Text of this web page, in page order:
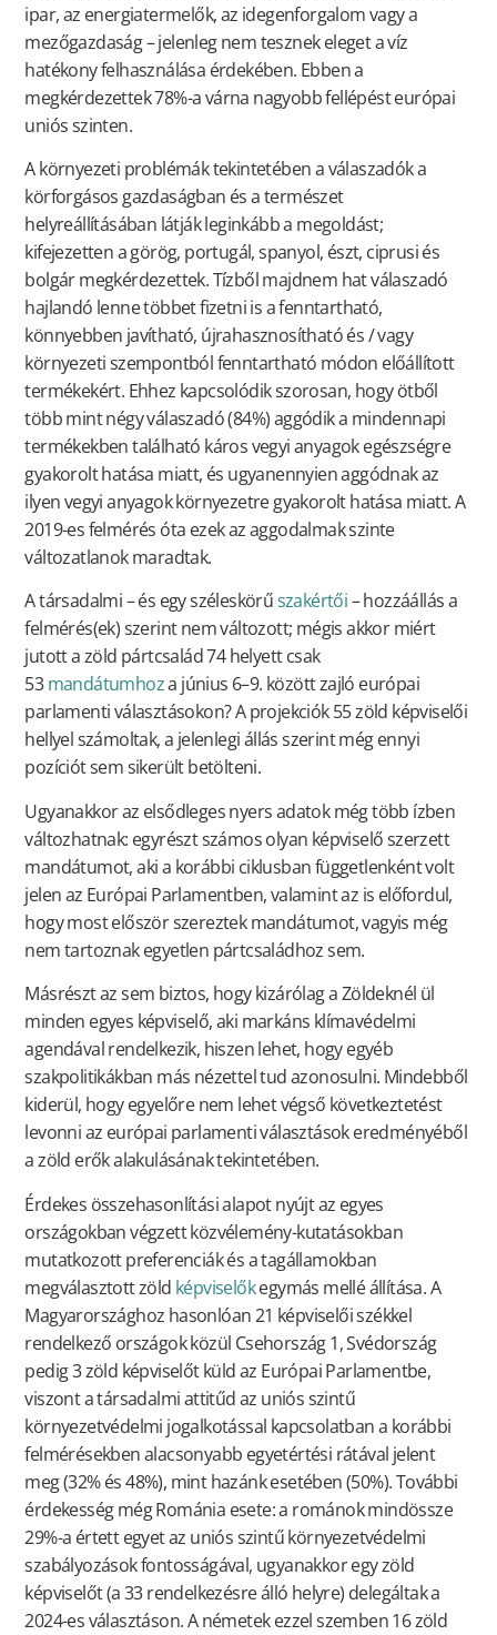
ipar, az energiatermelők, az idegenforgalom vagy a
mezőgazdaság – jelenleg nem tesznek eleget a víz
hatékony felhasználása érdekében. Ebben a
megkérdezettek 78%-a várna nagyobb fellépést európai
uniós szinten.
A környezeti problémák tekintetében a válaszadók a
körforgásos gazdaságban és a természet
helyreállításában látják leginkább a megoldást;
kifejezetten a görög, portugál, spanyol, észt, ciprusi és
bolgár megkérdezettek. Tízből majdnem hat válaszadó
hajlandó lenne többet fizetni is a fenntartható,
könnyebben javítható, újrahasznosítható és / vagy
környezeti szempontból fenntartható módon előállított
termékekért. Ehhez kapcsolódik szorosan, hogy ötből
több mint négy válaszadó (84%) aggódik a mindennapi
termékekben található káros vegyi anyagok egészségre
gyakorolt hatása miatt, és ugyanennyien aggódnak az
ilyen vegyi anyagok környezetre gyakorolt hatása miatt. A
2019-es felmérés óta ezek az aggodalmak szinte
változatlanok maradtak.
A társadalmi – és egy széleskörűszakértői– hozzáállás a
felmérés(ek) szerint nem változott; mégis akkor miért
jutott a zöld pártcsalád 74 helyett csak
53mandátumhoza június 6–9. között zajló európai
parlamenti választásokon? A projekciók 55 zöld képviselői
hellyel számoltak, a jelenlegi állás szerint még ennyi
pozíciót sem sikerült betölteni.
Ugyanakkor az elsődleges nyers adatok még több ízben
változhatnak: egyrészt számos olyan képviselő szerzett
mandátumot, aki a korábbi ciklusban függetlenként volt
jelen az Európai Parlamentben, valamint az is előfordul,
hogy most először szereztek mandátumot, vagyis még
nem tartoznak egyetlen pártcsaládhoz sem.
Másrészt az sem biztos, hogy kizárólag a Zöldeknél ül
minden egyes képviselő, aki markáns klímavédelmi
agendával rendelkezik, hiszen lehet, hogy egyéb
szakpolitikákban más nézettel tud azonosulni. Mindebből
kiderül, hogy egyelőre nem lehet végső következtetést
levonni az európai parlamenti választások eredményéből
a zöld erők alakulásának tekintetében.
Érdekes összehasonlítási alapot nyújt az egyes
országokban végzett közvélemény-kutatásokban
mutatkozott preferenciák és a tagállamokban
megválasztott zöld képviselőkegymás mellé állítása. A
Magyarországhoz hasonlóan 21 képviselői székkel
rendelkező országok közül Csehország 1, Svédország
pedig 3 zöld képviselőt küld az Európai Parlamentbe,
viszont a társadalmi attitűd az uniós szintű
környezetvédelmi jogalkotással kapcsolatban a korábbi
felmérésekben alacsonyabb egyetértési rátával jelent
meg (32% és 48%), mint hazánk esetében (50%). További
érdekesség még Románia esete: a románok mindössze
29%-a értett egyet az uniós szintű környezetvédelmi
szabályozások fontosságával, ugyanakkor egy zöld
képviselőt (a 33 rendelkezésre álló helyre) delegáltak a
2024-es választáson. A németek ezzel szemben 16 zöld